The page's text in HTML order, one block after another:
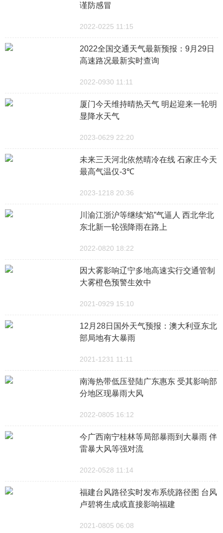
谨防感冒
2022-0225 11:15
2022全国交通天气最新预报：9月29日
高速路况最新实时查询
2022-0930 11:11
厦门今天维持晴热天气 明起迎来一轮明
显降水天气
2023-0629 22:20
未来三天河北依然晴冷在线 石家庄今天
最高气温仅-3℃
2023-1218 20:36
川渝江浙沪等继续“焰”气逼人 西北华北
东北新一轮强降雨在路上
2022-0820 18:22
因大雾影响辽宁多地高速实行交通管制
大雾橙色预警生效中
2021-0929 15:10
12月28日国外天气预报：澳大利亚东北
部局地有大暴雨
2021-1231 11:11
南海热带低压登陆广东惠东 受其影响部
分地区现暴雨大风
2022-0805 16:12
今广西南宁桂林等局部暴雨到大暴雨 伴
雷暴大风等强对流
2022-0528 11:14
福建台风路径实时发布系统路径图 台风
卢碧将生成或直接影响福建
2021-0805 06:08